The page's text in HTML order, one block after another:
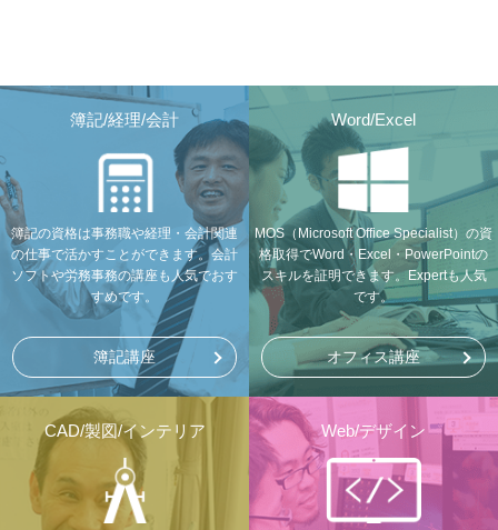
簿記/経理/会計
簿記の資格は事務職や経理・会計関連
の仕事で活かすことができます。会計
ソフトや労務事務の講座も人気でおす
すめです。
簿記講座
Word/Excel
MOS（Microsoft Office Specialist）の資
格取得でWord・Excel・PowerPointの
スキルを証明できます。Expertも人気
です。
オフィス講座
CAD/製図/インテリア Web/デザイン